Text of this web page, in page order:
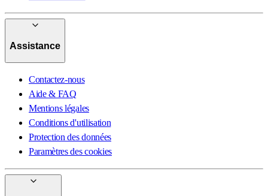
Assistance
Contactez-nous
Aide & FAQ
Mentions légales
Conditions d'utilisation
Protection des données
Paramètres des cookies